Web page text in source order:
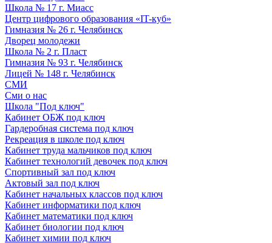
Школа № 17 г. Миасс
Центр цифрового образования «IT-куб»
Гимназия № 26 г. Челябинск
Дворец молодежи
Школа № 2 г. Пласт
Гимназия № 93 г. Челябинск
Лицей № 148 г. Челябинск
СМИ
Сми о нас
Школа "Под ключ"
Кабинет ОБЖ под ключ
Гардеробная система под ключ
Рекреация в школе под ключ
Кабинет труда мальчиков под ключ
Кабинет технологий девочек под ключ
Спортивный зал под ключ
Актовый зал под ключ
Кабинет начальных классов под ключ
Кабинет информатики под ключ
Кабинет математики под ключ
Кабинет биологии под ключ
Кабинет химии под ключ